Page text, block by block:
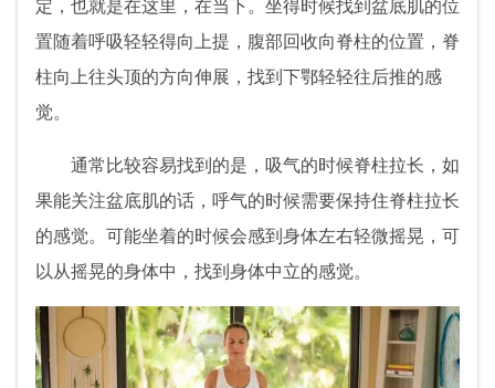
定，也就是在这里，在当下。坐得时候找到盆底肌的位
置随着呼吸轻轻得向上提，腹部回收向脊柱的位置，脊
柱向上往头顶的方向伸展，找到下鄂轻轻往后推的感
觉。
通常比较容易找到的是，吸气的时候脊柱拉长，如
果能关注盆底肌的话，呼气的时候需要保持住脊柱拉长
的感觉。可能坐着的时候会感到身体左右轻微摇晃，可
以从摇晃的身体中，找到身体中立的感觉。